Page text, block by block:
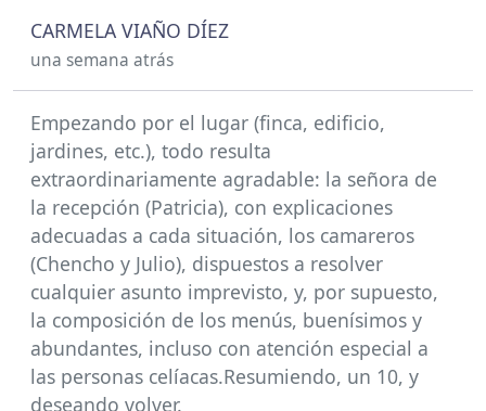
CARMELA VIAÑO DÍEZ
una semana atrás
Empezando por el lugar (finca, edificio,
jardines, etc.), todo resulta
extraordinariamente agradable: la señora de
la recepción (Patricia), con explicaciones
adecuadas a cada situación, los camareros
(Chencho y Julio), dispuestos a resolver
cualquier asunto imprevisto, y, por supuesto,
la composición de los menús, buenísimos y
abundantes, incluso con atención especial a
las personas celíacas.Resumiendo, un 10, y
deseando volver.